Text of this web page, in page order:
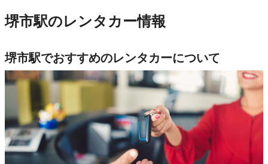
堺市駅のレンタカー情報
堺市駅でおすすめのレンタカーについて